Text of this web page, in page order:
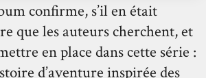
confirme, s’il en était
que les auteurs cherchent, et
en place dans cette série :
d’aventure inspirée des